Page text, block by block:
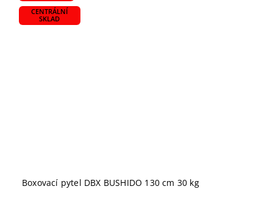
CENTRÁLNÍ
SKLAD
Boxovací pytel DBX BUSHIDO 130 cm 30 kg